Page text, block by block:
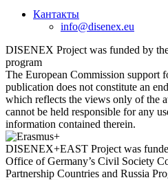
Кантакты
info@disenex.eu
DISENEX Project was funded by
program
The European Commission support
publication does not constitute an
which reflects the views only of the
cannot be held responsible for any
information contained therein.
DISENEX+EAST Project was
Office of Germany’s Civil Society
Partnership Countries and Russia